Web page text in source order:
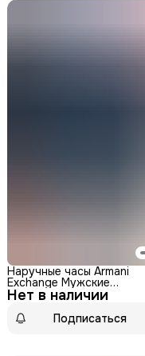
Нет в наличии
Наручные часы Armani
Exchange Мужские
Наручные часы Armani
Exchange AX2400, черный
Подписаться